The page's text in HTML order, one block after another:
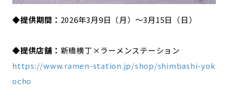
◆提供期間： 2026年3月9日（月）〜3月15日（日）
◆提供店舗： 新橋横丁×ラーメンステーション
https://www.ramen-station.jp/shop/shimbashi-yok
ocho